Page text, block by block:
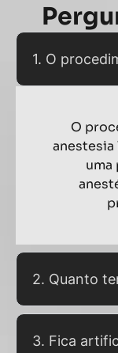
1. O
O
uma
2. Quanto
3. Fica